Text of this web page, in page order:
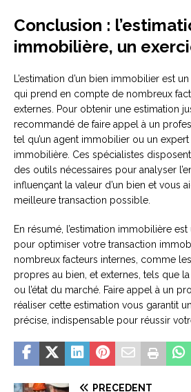
Conclusion :
immobilière, un
L’estimation d’un bien immobilier est
qui prend en compte de nombreux
externes. Pour obtenir une estimation
recommandé de faire appel à un
tel qu’un agent immobilier ou un expert
immobilière. Ces spécialistes
des outils nécessaires pour analyser
influençant la valeur d’un bien et vous
meilleure transaction possible.
En résumé, l’estimation immobilière
pour optimiser votre transaction
nombreux facteurs internes, comme
propres au bien, et externes, tels que
ou l’état du marché. Faire appel à un
réaliser cette estimation vous garantit
précise, indispensable pour réussir
PRÉCÉDENT